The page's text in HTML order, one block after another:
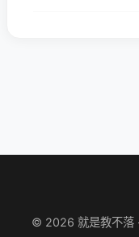
© 2026 就是教不落